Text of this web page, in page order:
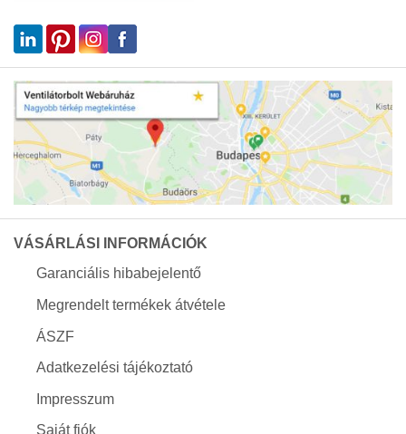
VÁSÁRLÁSI INFORMÁCIÓK
Garanciális hibabejelentő
Megrendelt termékek átvétele
ÁSZF
Adatkezelési tájékoztató
Impresszum
Saját fiók